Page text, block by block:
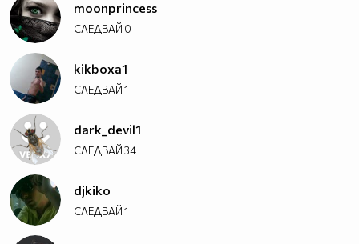
moonprincess
СЛЕДВАЙ 0
kikboxa1
СЛЕДВАЙ1
dark_devil1
СЛЕДВАЙ34
djkiko
СЛЕДВАЙ1